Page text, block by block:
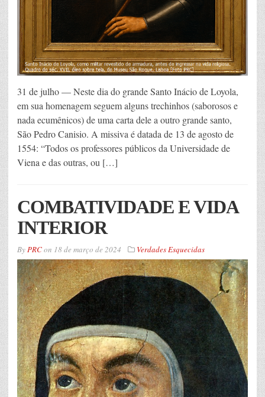
31 de julho — Neste dia do grande Santo Inácio de Loyola,
em sua homenagem seguem alguns trechinhos (saborosos e
nada ecumênicos) de uma carta dele a outro grande santo,
São Pedro Canisio. A missiva é datada de 13 de agosto de
1554: “Todos os professores públicos da Universidade de
Viena e das outras, ou […]
COMBATIVIDADE E VIDA
INTERIOR
ByPRCon 18 de março de 2024 Verdades Esquecidas